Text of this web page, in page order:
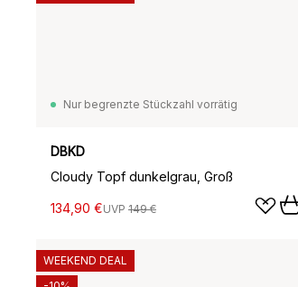
Nur begrenzte Stückzahl vorrätig
DBKD
Cloudy Topf dunkelgrau, Groß
134,90 €UVP 149 €
WEEKEND DEAL